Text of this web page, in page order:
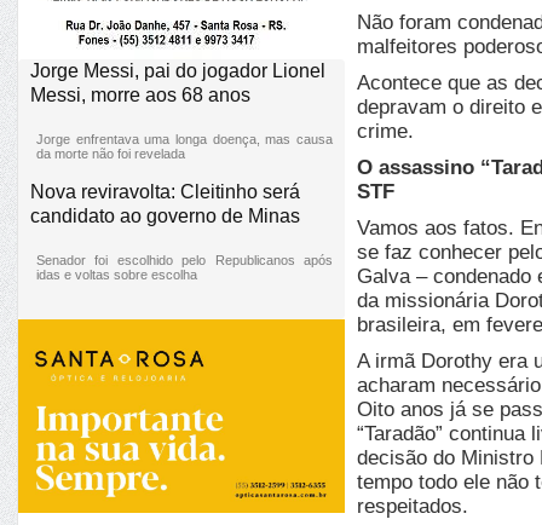
Jorge Messi, pai do jogador Lionel
Messi, morre aos 68 anos
Jorge enfrentava uma longa doença, mas causa
da morte não foi revelada
Nova reviravolta: Cleitinho será
candidato ao governo de Minas
Senador foi escolhido pelo Republicanos após
idas e voltas sobre escolha
Não foram
malfeitores
Acontece que as
depravam o direito
crime.
O assassino
STF
Vamos aos fatos.
se faz conhecer
Galva – condenado
da missionária
brasileira, em
A irmã Dorothy era
acharam
Oito anos já se
“Taradão” continua
decisão do Ministro
tempo todo ele não
respeitados.